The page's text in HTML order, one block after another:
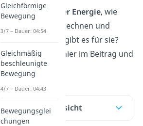
unterpotentieller Energie, wie
kannst du sie berechnen und
welche Beispiele gibt es für sie?
Das erfährst du hier im Beitrag und
imVideo!
Inhaltsübersicht
Gleichförmige
Bewegung
3/7 – Dauer: 04:54
Gleichmäßig
beschleunigte
Bewegung
4/7 – Dauer: 04:43
Bewegungsglei
chungen